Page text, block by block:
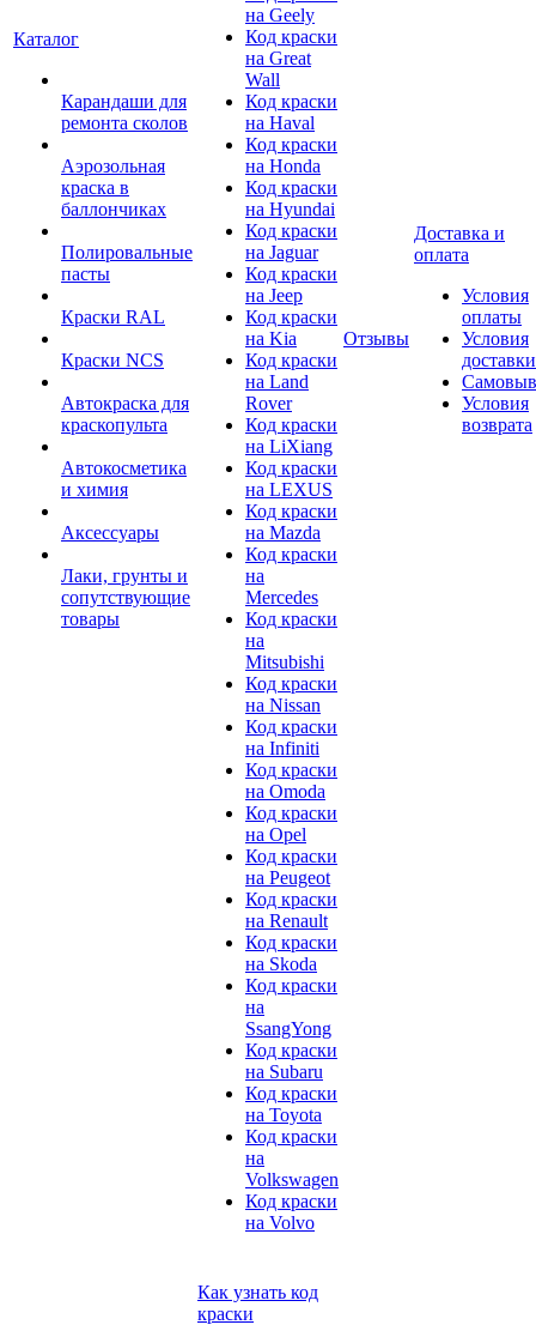
Каталог
Карандаши для
ремонта сколов
Аэрозольная
краска в
баллончиках
Полировальные
пасты
Краски RAL
Краски NCS
Автокраска для
краскопульта
Автокосметика
и химия
Аксессуары
Лаки, грунты и
сопутствующие
товары
на Geely
Код краски
на Great
Wall
Код краски
на Haval
Код краски
на Honda
Код краски
на Hyundai
Код краски
на Jaguar
Код краски
на Jeep
Код краски
на Kia
Код краски
на Land
Rover
Код краски
на LiXiang
Код краски
на LEXUS
Код краски
на Mazda
Код краски
на
Mercedes
Код краски
на
Mitsubishi
Код краски
на Nissan
Код краски
на Infiniti
Код краски
на Omoda
Код краски
на Opel
Код краски
на Peugeot
Код краски
на Renault
Код краски
на Skoda
Код краски
на
SsangYong
Код краски
на Subaru
Код краски
на Toyota
Код краски
на
Volkswagen
Код краски
на Volvo
Отзывы
Доставка и
оплата
Условия
оплаты
Условия
доставки
Условия
возврата
Как узнать код
краски